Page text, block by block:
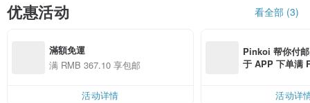
优惠活动 看全部 (3)
滿額免運
满 RMB 367.10 享包邮
活动详情
Pinkoi 帮你付
于 APP 下单满
活动详